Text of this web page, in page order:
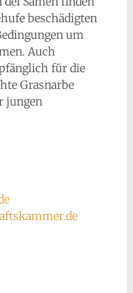
beschädigten
um
Auch
für die
Grasnarbe
jungen